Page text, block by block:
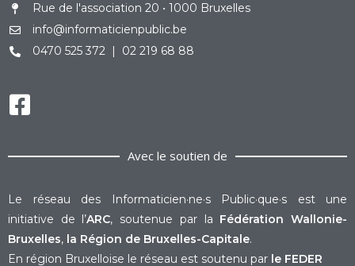
Rue de l'association 20 • 1000 Bruxelles
info@informaticienpublic.be
0470 525 372 | 02 219 68 88
Avec le soutien de
Le réseau des Informaticien·ne·s Public·que·s est une
initiative de l’ARC, soutenue par la Fédération Wallonie-
Bruxelles, la Région de Bruxelles-Capitale.
En région Bruxelloise le réseau est soutenu par le FEDER